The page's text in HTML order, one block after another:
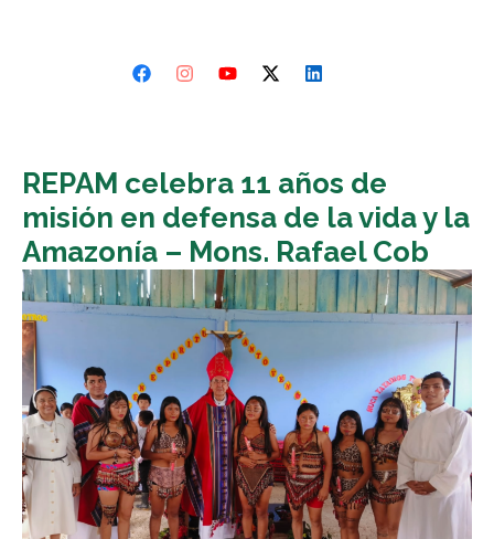
REPAM celebra 11 años de
misión en defensa de la vida y la
Amazonía – Mons. Rafael Cob